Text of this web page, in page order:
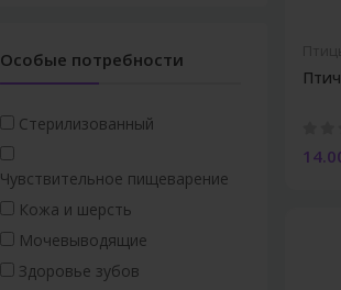
Особые потребности
Стерилизованный
Чувствительное пищеварение
Кожа и шерсть
Мочевыводящие
Здоровье зубов